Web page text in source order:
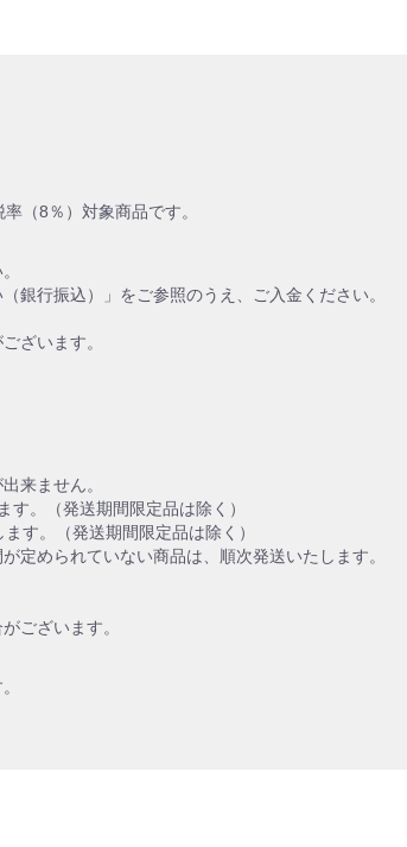
（8％）対象商品です。
銀行振込）」をご参照のうえ、ご入金ください。
ざいます。
来ません。
。（発送期間限定品は除く）
す。（発送期間限定品は除く）
定められていない商品は、順次発送いたします。
ございます。